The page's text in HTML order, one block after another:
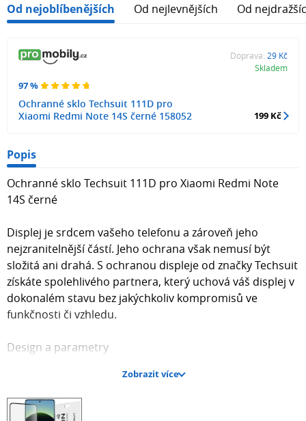
Od nejoblíbenějších Od nejlevnějších Od
97 %
Ochranné sklo Techsuit 111D pro
Xiaomi Redmi Note 14S černé 158052
Doprava: 29 Kč
Skladem
199 Kč
Popis
Ochranné sklo Techsuit 111D pro Xiaomi Redmi Note
14S černé
Displej je srdcem vašeho telefonu a zároveň jeho
nejzranitelnější částí. Jeho ochrana však nemusí být
složitá ani drahá. S ochranou displeje od značky Techsuit
získáte spolehlivého partnera, který uchová váš displej v
dokonalém stavu bez jakýchkoliv kompromisů ve
funkčnosti či vzhledu.
Design a parametry
Ochranné sklo Techsuit 111D je navrženo s precizností a
důrazem na detail. Jedná se o celoplošné tvrzené sklo s
černými okraji, které dokonale kopírují design vašeho
Zobrazit více